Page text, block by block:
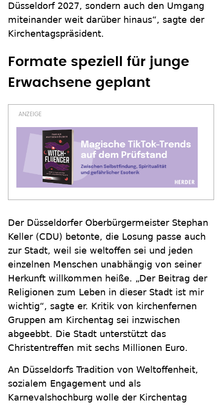
Düsseldorf 2027, sondern auch den Umgang
miteinander weit darüber hinaus“, sagte der
Kirchentagspräsident.
Formate speziell für junge
Erwachsene geplant
Der Düsseldorfer Oberbürgermeister Stephan
Keller (CDU) betonte, die Losung passe auch
zur Stadt, weil sie weltoffen sei und jeden
einzelnen Menschen unabhängig von seiner
Herkunft willkommen heiße. „Der Beitrag der
Religionen zum Leben in dieser Stadt ist mir
wichtig“, sagte er. Kritik von kirchenfernen
Gruppen am Kirchentag sei inzwischen
abgeebbt. Die Stadt unterstützt das
Christentreffen mit sechs Millionen Euro.
An Düsseldorfs Tradition von Weltoffenheit,
sozialem Engagement und als
Karnevalshochburg wolle der Kirchentag